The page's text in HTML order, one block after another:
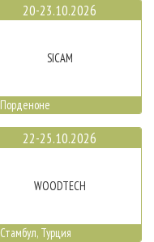
20-23.10.2026
SICAM
Порденоне
22-25.10.2026
WOODTECH
Стамбул, Турция